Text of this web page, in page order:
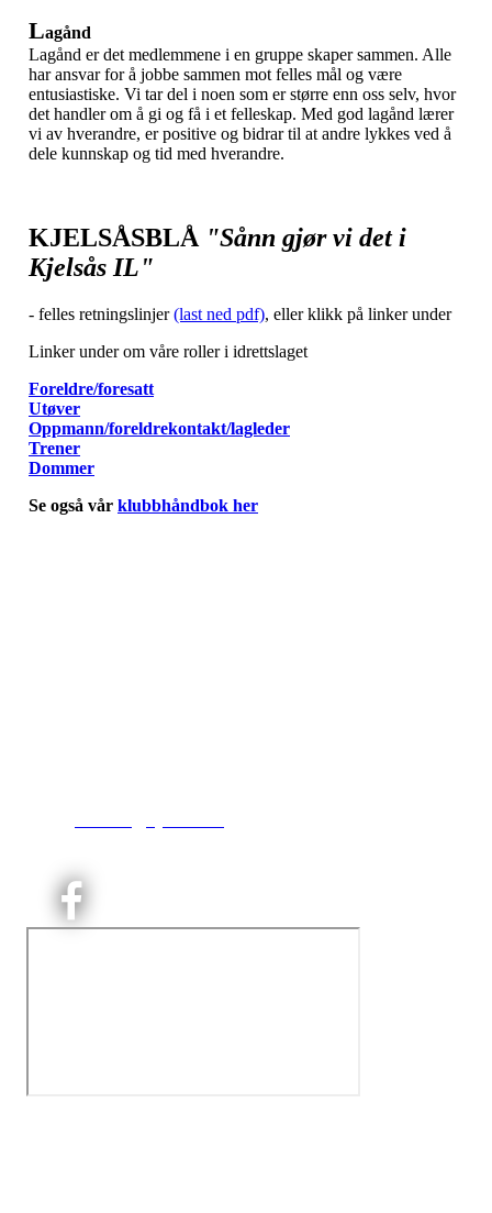
Lagånd
Lagånd er det medlemmene i en gruppe skaper sammen. Alle
har ansvar for å jobbe sammen mot felles mål og være
entusiastiske. Vi tar del i noen som er større enn oss selv, hvor
det handler om å gi og få i et felleskap. Med god lagånd lærer
vi av hverandre, er positive og bidrar til at andre lykkes ved å
dele kunnskap og tid med hverandre.
KJELSÅSBLÅ "Sånn gjør vi det i
Kjelsås IL"
- felles retningslinjer(last ned pdf), eller klikk på linker under
Linker under om våre roller i idrettslaget
Foreldre/foresatt
Utøver
Oppmann/foreldrekontakt/lagleder
Trener
Dommer
Se også vår klubbhåndbok her